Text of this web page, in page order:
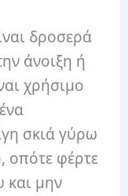
δροσερά
άνοιξη ή
χρήσιμο
σκιά γύρω
οπότε φέρτε
και μην